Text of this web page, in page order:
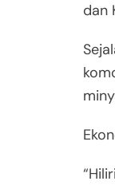
dan